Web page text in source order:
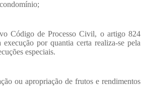
Código de Processo Civil, o artigo 824
execução por quantia certa realiza-se pela
especiais.
ou apropriação de frutos e rendimentos